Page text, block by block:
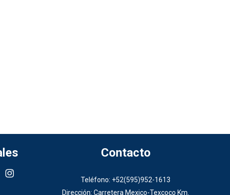
Contacto
Teléfono: +52(595)952-1613
Dirección: Carretera Mexico-Texcoco Km.